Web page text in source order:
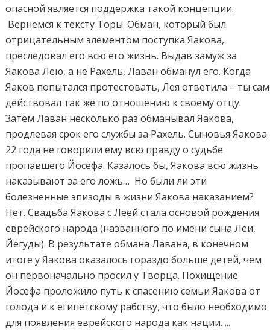
опасной является поддержка такой концепции.
Вернемся к тексту Торы. Обман, который был
отрицательным элементом поступка Яакова,
преследовал его всю его жизнь. Выдав замуж за
Яакова Лею, а не Рахель, Лаван обманул его. Когда
Яаков попытался протестовать, Лея ответила – ты сам
действовал так же по отношению к своему отцу.
Затем Лаван несколько раз обманывал Яакова,
продлевая срок его службы за Рахель. Сыновья Яакова
22 года не говорили ему всю правду о судьбе
пропавшего Йосефа. Казалось бы, Яакова всю жизнь
наказывают за его ложь… Но были ли эти
болезненные эпизоды в жизни Яакова наказанием?
Нет. Свадьба Яакова с Леей стала основой рождения
еврейского народа (названного по имени сына Леи,
Йегуды). В результате обмана Лавана, в конечном
итоге у Яакова оказалось гораздо больше детей, чем
он первоначально просил у Творца. Похищение
Йосефа проложило путь к спасению семьи Яакова от
голода и к египетскому рабству, что было необходимо
для появления еврейского народа как нации. ...